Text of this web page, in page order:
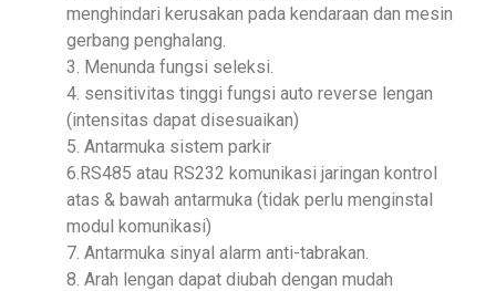
menghindari kerusakan pada kendaraan dan mesin
gerbang penghalang.
3. Menunda fungsi seleksi.
4. sensitivitas tinggi fungsi auto reverse lengan
(intensitas dapat disesuaikan)
5. Antarmuka sistem parkir
6.RS485 atau RS232 komunikasi jaringan kontrol
atas & bawah antarmuka (tidak perlu menginstal
modul komunikasi)
7. Antarmuka sinyal alarm anti-tabrakan.
8. Arah lengan dapat diubah dengan mudah